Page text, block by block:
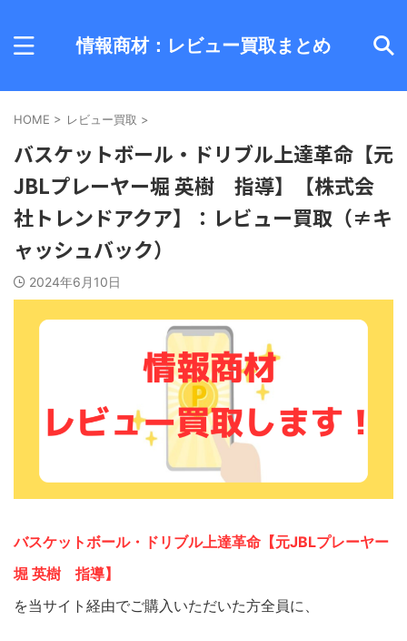
情報商材：レビュー買取まとめ
HOME > レビュー買取 >
バスケットボール・ドリブル上達革命【元
JBLプレーヤー堀 英樹 指導】【株式会
社トレンドアクア】：レビュー買取（≠キ
ャッシュバック）
2024年6月10日
バスケットボール・ドリブル上達革命【元JBLプレーヤー
堀 英樹 指導】
を当サイト経由でご購入いただいた方全員に、